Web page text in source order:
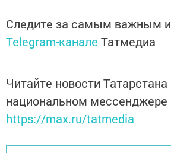
Следите за самым важным
Telegram-канале Татмедиа
Читайте новости Татарстана
национальном
https://max.ru/tatmedia